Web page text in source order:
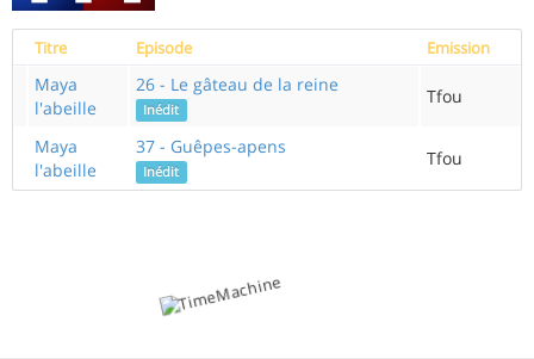
Titre Episode Emission
Maya
l'abeille
26 - Le gâteau de la reine
Inédit
Tfou
Maya
l'abeille
37 - Guêpes-apens
Inédit
Tfou